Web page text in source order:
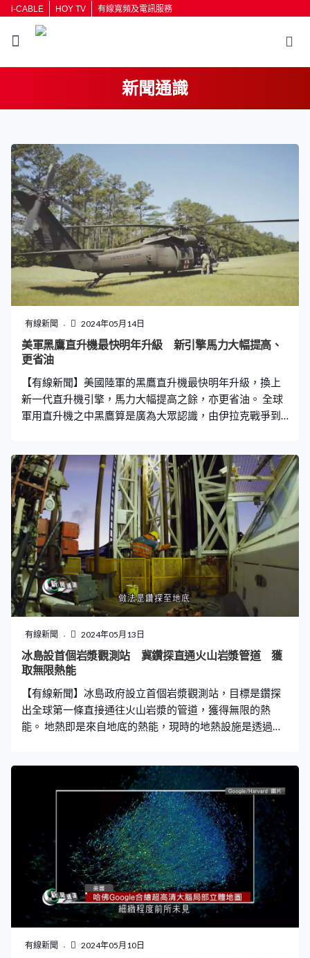
i-CABLE HOY TV 有線寬頻及電訊服務
新聞通識
有線新聞 2024年05月14日
美軍黑鷹直升機最快明年升級 新引擎馬力大幅提高、
更省油
【有線新聞】美國陸軍的黑鷹直升機最快明年升級，換上
新一代直升機引擎，馬力大幅提高之餘，亦更省油。 全球
軍用直升機之中黑鷹算是廣為大眾認識，由伊拉克戰爭到
良，引擎已經難以負荷。 美軍認為黑鷹的「心臟」是時候
更新，5年前向通用電器批出研發新一代直升機引擎合約，
新引擎型號是T901，大量應用金屬3D打印，複雜的形狀
也可一體成形，盡量減少部件數量，加上材料改良令引擎
變得更輕，內部結構布局更加精簡，結果引擎馬力提升五
成，燃油效率提升二成半。新引擎最快2025年先用於黑鷹
直升機，如果效果理想，可能進一步用於阿帕奇直升機。
有線新聞 2024年05月13日
冰島設首個岩漿觀測站 冀鑽探直通火山岩漿管道 獲
取無限熱能
【有線新聞】冰島政府設立首個岩漿觀測站，目標是鑽探
出全球第一條直接通往火山岩漿的管道，獲得無限的熱
能。 地熱即是來自地底的熱能，現時的地熱設施是透過受
熱產生的蒸汽，再以蒸汽推動渦輪發電。但冰島一直有個
更進取的構想，就是直接從火山岩漿取得地熱溫度更高，
發電效能高數倍。 2009年當地專家挑戰過選定一座火山的
地底，只要鑽至4.5公里深就到達岩漿庫。可惜鑽到一半岩
漿忽然上湧，鑽頭被毀，大量有毒蒸汽衝上地面。但當鑽
頭報廢一刻，儀器讀到攝氏900度的破紀錄高溫，所以冰
島政府沒放棄，反而決定由基本做起，於火山區建立全球
第一座岩漿觀測站，由零開始了解岩漿。 從溫度、氣壓、
化學成分等研究岩漿相關的物理，包括鑽頭需要甚麼材
料、怎樣處理毒氣風險。目標是2026年再鑽探到岩漿庫，
如果成功，會是人類首次直接從岩漿獲得無盡熱能
有線新聞 2024年05月10日